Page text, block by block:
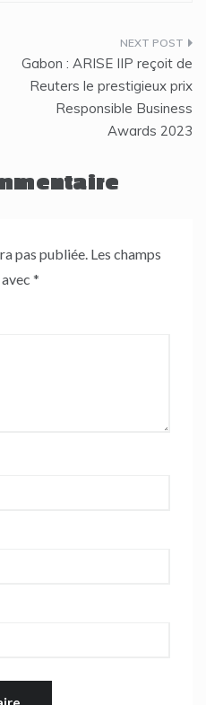
Gabon : ARISE IIP reçoit de
Reuters le prestigieux prix
Responsible Business
Awards 2023
pas publiée. Les champs
*